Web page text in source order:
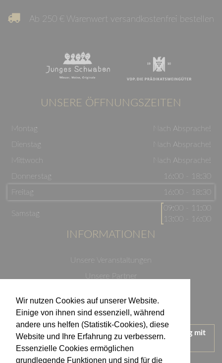
Wir nutzen Cookies auf unserer Website.
Einige von ihnen sind essenziell, während
andere uns helfen (Statistik-Cookies), diese
Website und Ihre Erfahrung zu verbessern.
Essenzielle Cookies ermöglichen
grundlegende Funktionen und sind für die
Ab 250 € Warenwert versandkostenfrei bestellen
UNSERE ÖFFNUNGSZEITEN
Montag
Nach Absprache!
Dienstag
Nach Absprache!
Mittwoch
Nach Absprache!
Donnerstag
16:00 - 18:30
Freitag
16:00 - 18:30
Samstag
09:00 - 11:00
13:00 - 16:00
INFORMATIONEN
Unsere Veranstaltungen
Unsere Partner
Impressum
Wir treten für einen verantwortungsvollen Umgang mit
Alkohol ein.
KONTAKT